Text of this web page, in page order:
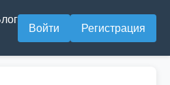
Войти Регистрация